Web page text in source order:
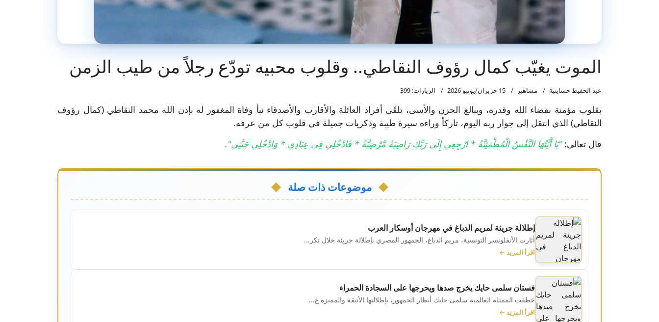
الموت يغيّب كمال رؤوف النقاطي.. وقلوب محبيه تودّع رجلاً من طيب الزمن
عبد الحفيظ حساينية مشاهير 15 حزيران/يونيو 2026 الزيارات: 399
بقلوب مؤمنة بقضاء الله وقدره، وببالغ الحزن والأسى، تلقّى أفراد العائلة والأقارب والأصدقاء نبأ وفاة المغفور له بإذن الله محمد النقاطي (كمال رؤوف
النقاطي) الذي انتقل إلى جوار ربه اليوم، تاركاً وراءه سيرة طيبة وذكريات جميلة في قلوب كل من عرفه.
قال تعالى:"يَا أَيَّتُهَا النَّفْسُ الْمُطْمَئِنَّةُ * ارْجِعِي إِلَى رَبِّكِ رَاضِيَةً مَّرْضِيَّةً * فَادْخُلِي فِي عِبَادِي * وَادْخُلِي جَنَّتِي".
موضوعات ذات صلة
إطلالة جريئة لمريم الدباغ في مهرجان أوسكار العرب
أثارت الأنفلونسر التونسية، مريم الدباغ، الجمهور المصري بإطلالة جريئة خلال تكر...
اقرأ المزيد ←
فستان سلمى حايك يخرج صدها ويحرجها على السجادة الحمراء
خطفت الممثلة العالمية ​سلمى حايك​ أنظار الجمهور، بإطلالتها الأنيقة والمميزة ع...
اقرأ المزيد ←